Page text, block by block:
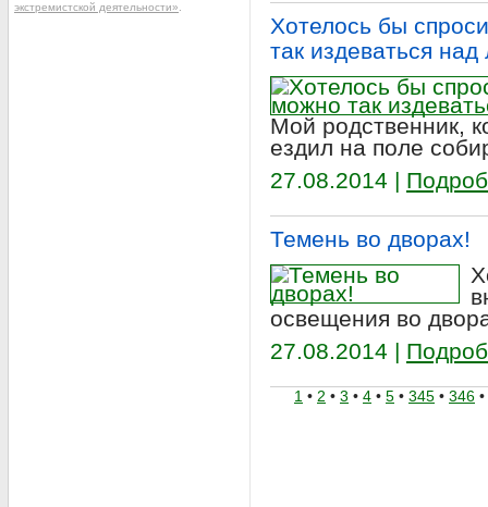
Хотелось бы
так издеваться
Мой родственник,
ездил на поле
27.08.2014 |
Темень во дворах!
освещения во
27.08.2014 |
1 • 2 • 3 • 4 • 5 • 345 • 346
экстремистской деятельности»